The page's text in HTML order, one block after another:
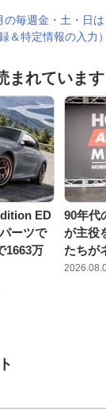
の毎週金・土・日
＆特定情報の入力）
まれています
ED
ーツで
1663万
90年代
が主役
たちが